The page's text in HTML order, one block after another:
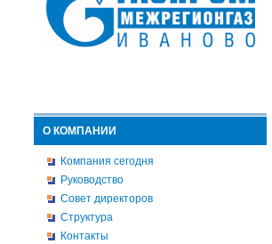
О КОМПАНИИ
Компания сегодня
Руководство
Совет директоров
Структура
Контакты